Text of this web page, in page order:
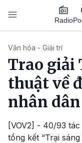
Nhảy đến nội dung
Radio
Văn hóa - Giải trí
Trao giải
thuật về
nhân dân
[VOV2] - 40/93
tổng kết “Trại